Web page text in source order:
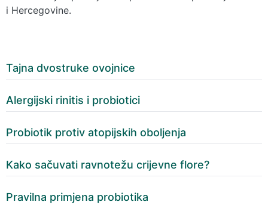
i Hercegovine.
Tajna dvostruke ovojnice
Alergijski rinitis i probiotici
Probiotik protiv atopijskih oboljenja
Kako sačuvati ravnotežu crijevne flore?
Pravilna primjena probiotika